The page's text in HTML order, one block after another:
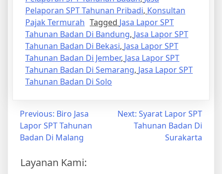
Pelaporan SPT Tahunan Pribadi, Konsultan
Pajak Termurah Tagged Jasa Lapor SPT
Tahunan Badan Di Bandung, Jasa Lapor SPT
Tahunan Badan Di Bekasi, Jasa Lapor SPT
Tahunan Badan Di Jember, Jasa Lapor SPT
Tahunan Badan Di Semarang, Jasa Lapor SPT
Tahunan Badan Di Solo
Previous: Biro Jasa
Lapor SPT Tahunan
Badan Di Malang
Next: Syarat Lapor SPT
Tahunan Badan Di
Surakarta
Layanan Kami: